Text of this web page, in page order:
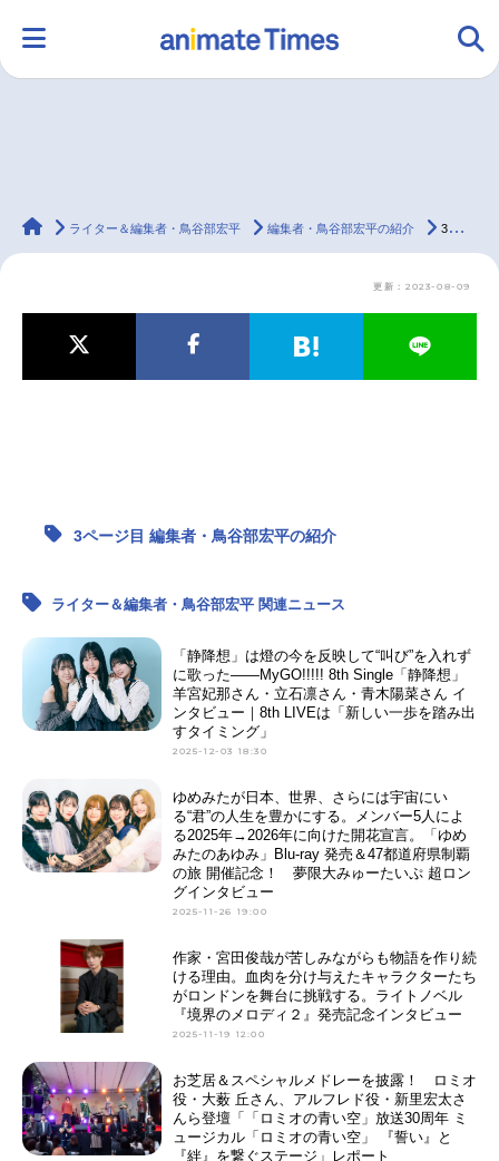
ラジオ みんなの声 グッズ 映画
マンガ・ラノベ ゲーム・アプリ 音楽 コスプレ
アニメ映画一覧 実写化映画一覧
秋アニメ 冬アニメ
男性声優/女性声優一覧
animateTimes
ライター＆編集者・鳥谷部宏平 編集者・鳥谷部宏平の紹介 3ページ目
更新：2023-08-09
3ページ目 編集者・鳥谷部宏平の紹介
ライター＆編集者・鳥谷部宏平 関連ニュース
「静降想」は燈の今を反映して“叫び”を入れず
に歌った――MyGO!!!!! 8th Single「静降想」
羊宮妃那さん・立石凛さん・青木陽菜さん イ
ンタビュー｜8th LIVEは「新しい一歩を踏み出
すタイミング」
2025-12-03 18:30
ゆめみたが日本、世界、さらには宇宙にい
る“君”の人生を豊かにする。メンバー5人によ
る2025年→2026年に向けた開花宣言。「ゆめ
みたのあゆみ」Blu-ray 発売＆47都道府県制覇
の旅 開催記念！ 夢限大みゅーたいぷ 超ロン
グインタビュー
2025-11-26 19:00
作家・宮田俊哉が苦しみながらも物語を作り続
ける理由。血肉を分け与えたキャラクターたち
がロンドンを舞台に挑戦する。ライトノベル
『境界のメロディ２』発売記念インタビュー
2025-11-19 12:00
お芝居＆スペシャルメドレーを披露！ ロミオ
役・大薮 丘さん、アルフレド役・新里宏太さ
んら登壇「「ロミオの青い空」放送30周年 ミ
ュージカル「ロミオの青い空」 『誓い』と
『絆』を繋ぐステージ」レポート